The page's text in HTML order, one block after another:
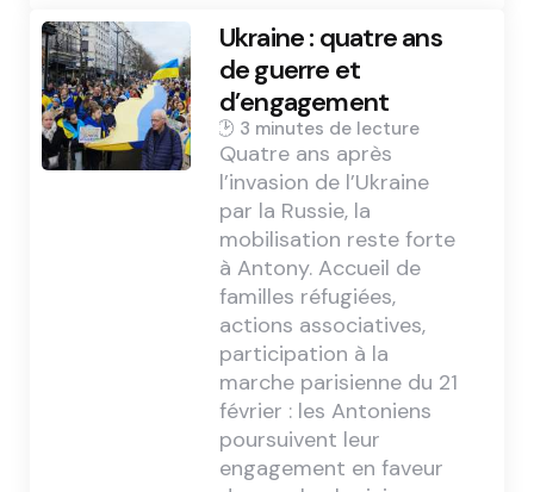
Ukraine : quatre ans
de guerre et
d’engagement
3 min
Quatre ans après
l’invasion de l’Ukraine
par la Russie, la
mobilisation reste forte
à Antony. Accueil de
familles réfugiées,
actions associatives,
participation à la
marche parisienne du 21
février : les Antoniens
poursuivent leur
engagement en faveur